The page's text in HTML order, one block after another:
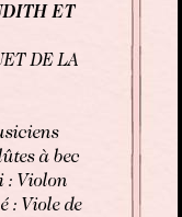
ET
DE LA
à bec
: Violon
: Viole de